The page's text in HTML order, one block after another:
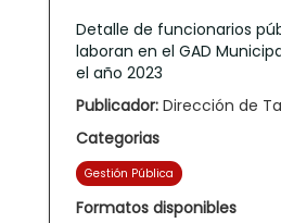
Detalle de funcionarios
laboran en el GAD
el año 2023
Publicador: Dirección de
Categorias
Gestión Pública
Formatos disponibles